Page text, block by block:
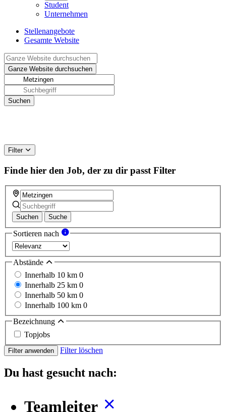
Student
Unternehmen
Stellenangebote
Gesamte Website
Filter
Finde hier den Job, der zu dir passt Filter
Suchen Suche
Sortieren nach
Abstände
Innerhalb 10 km 0
Innerhalb 25 km 0
Innerhalb 50 km 0
Innerhalb 100 km 0
Bezeichnung
Topjobs
Filter anwenden Filter löschen
Du hast gesucht nach:
Teamleiter